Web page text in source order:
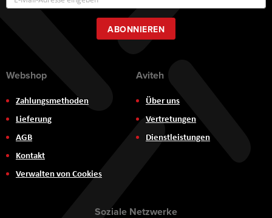
zum
Newsletter:
ABONNIEREN
Webshop
Zahlungsmethoden
Lieferung
AGB
Kontakt
Verwalten von Cookies
Aviteh
Über uns
Vertretungen
Dienstleistungen
Soziale Netzwerke